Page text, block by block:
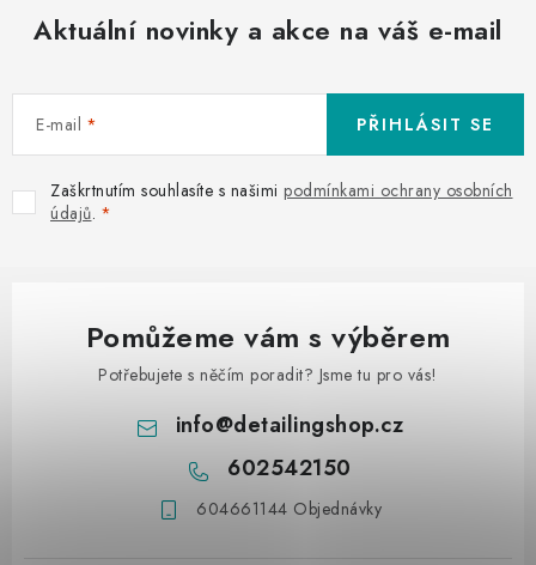
Aktuální novinky a akce na váš e-mail
E-mail
Zaškrtnutím souhlasíte s našimi podmínkami ochrany osobních
údajů.
PŘIHLÁSIT SE
Pomůžeme vám s výběrem
Potřebujete s něčím poradit? Jsme tu pro vás!
info@detailingshop.cz
602542150
604661144 Objednávky